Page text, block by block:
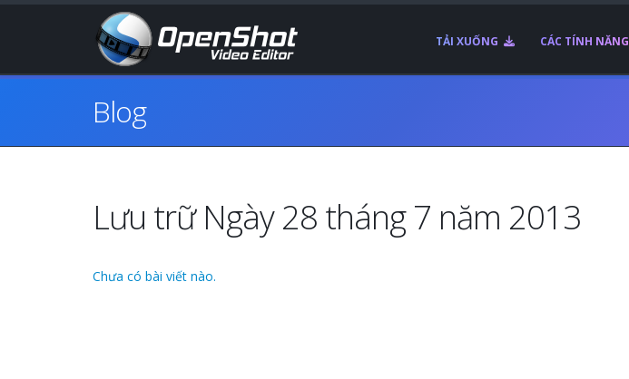
TẢI XUỐNG CÁC TÍNH NĂNG
Blog
Lưu trữ Ngày 28 tháng 7 năm 2013
Chưa có bài viết nào.